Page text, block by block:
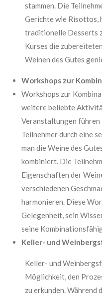
stammen. Die
Gerichte wie Risottos,
traditionelle Desserts
Kurses die
Weinen des Gutes
Workshops zur
Workshops zur
weitere beliebte
Veranstaltungen führen
Teilnehmer durch eine
man die Weine des
kombiniert. Die
Eigenschaften der
verschiedenen
harmonieren. Diese
Gelegenheit, sein
seine
Keller- und
Keller- und
Möglichkeit, den
zu erkunden. Während